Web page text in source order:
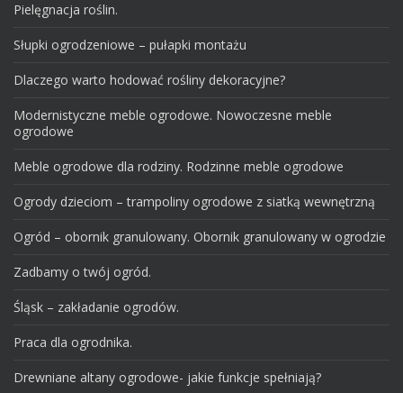
Pielęgnacja roślin.
Słupki ogrodzeniowe – pułapki montażu
Dlaczego warto hodować rośliny dekoracyjne?
Modernistyczne meble ogrodowe. Nowoczesne meble
ogrodowe
Meble ogrodowe dla rodziny. Rodzinne meble ogrodowe
Ogrody dzieciom – trampoliny ogrodowe z siatką wewnętrzną
Ogród – obornik granulowany. Obornik granulowany w ogrodzie
Zadbamy o twój ogród.
Śląsk – zakładanie ogrodów.
Praca dla ogrodnika.
Drewniane altany ogrodowe- jakie funkcje spełniają?